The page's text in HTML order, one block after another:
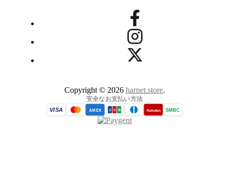
Copyright © 2026 harnet.store.
安全なお支払い方法
VISA AMEX J C B Rakuten SMBC